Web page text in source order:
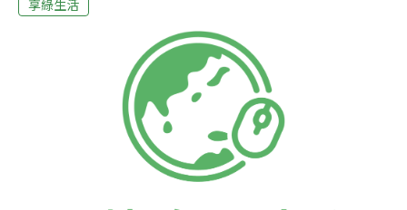
來水可以使用；而在河岸邊，一道道堅固的混凝土堤防，
保護著我們不致遭受水患侵擾。但，在這看似安逸美好的
一切後頭，是否有著我們都忽略的真相？在搜尋引擎上寥
寥數行字道出的世界中，看不見台灣母親河「濁水溪」的
真實面目，為何在集集引水計畫之後，當地農人仍然叫苦
連天？在同片天空之下，是否有鮮為人知的水故事正醞釀
已久，或正在悄悄發生，於是我們號召青年一同走出去，
享綠生活